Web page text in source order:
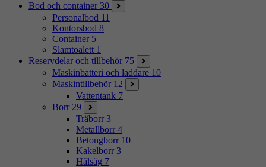
Bod och container 30
Personalbod 11
Kontorsbod 8
Container 5
Slamtoalett 1
Reservdelar och tillbehör 75
Maskinbatteri och laddare 10
Maskintillbehör 12
Vattentank 7
Borr 29
Träborr 3
Metallborr 4
Betongborr 10
Kakelborr 3
Hålsåg 7